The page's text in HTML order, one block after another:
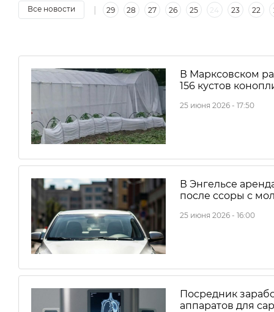
Все новости
| 29 28 27 26 25 24 23 22
В Марксовском
156 кустов
25 июня 2026 - 17:50
В Энгельсе
после ссоры с
25 июня 2026 - 16:00
Посредник
аппаратов для